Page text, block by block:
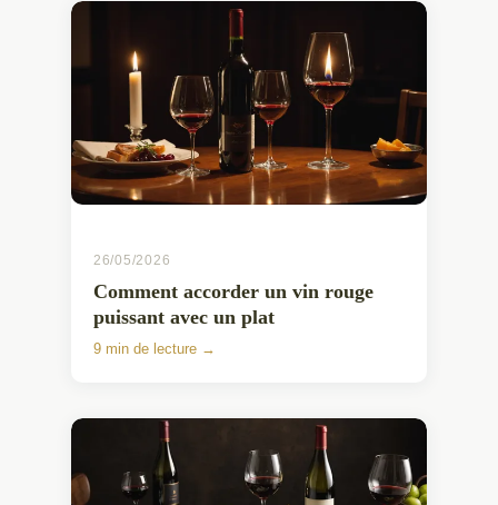
26/05/2026
Comment accorder un vin rouge
puissant avec un plat
9 min de lecture →